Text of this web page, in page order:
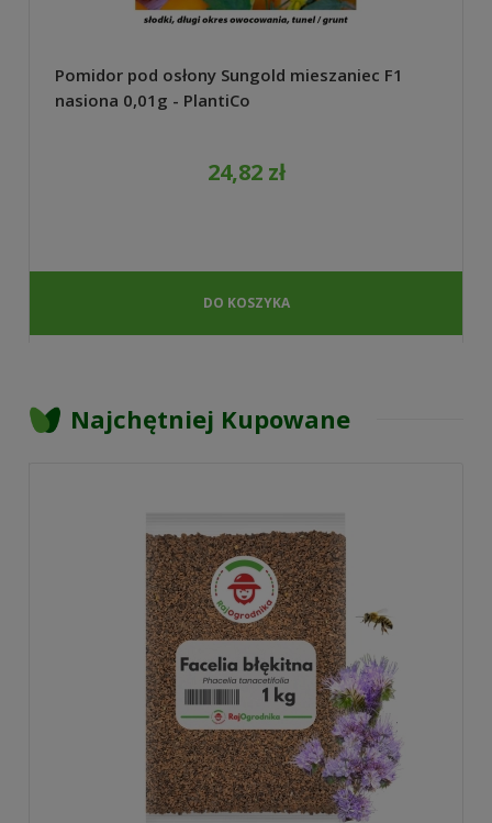
Pomidor pod osłony Sungold mieszaniec F1
nasiona 0,01g - PlantiCo
24,82 zł
DO KOSZYKA
Najchętniej Kupowane